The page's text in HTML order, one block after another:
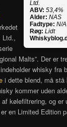
Ltd.
ABV: 53,4%
Alder: NAS
Fadtype: N/A
Røg: Lidt
Ltd.,
Malts”. Der er
whisky fra
i dette blend, må
kommer uden
kølefiltrering, og er
en Limited Edition